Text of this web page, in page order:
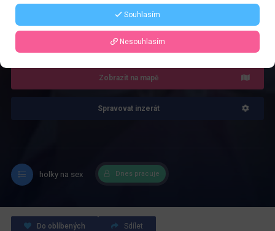
4.0 Recenze: 1
Zobrazit na mapě
Spravovat inzerát
holky na sex Dnes pracuje
Do oblíbených Sdílet
Souhlasím
Nesouhlasím